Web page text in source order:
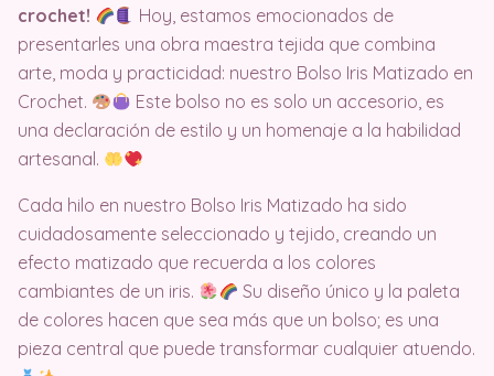
crochet!
Hoy, estamos emocionados de
presentarles una obra maestra tejida que combina
arte, moda y practicidad: nuestro Bolso Iris Matizado en
Crochet.
Este bolso no es solo un accesorio, es
una declaración de estilo y un homenaje a la habilidad
artesanal.
Cada hilo en nuestro Bolso Iris Matizado ha sido
cuidadosamente seleccionado y tejido, creando un
efecto matizado que recuerda a los colores
cambiantes de un iris.
Su diseño único y la paleta
de colores hacen que sea más que un bolso; es una
pieza central que puede transformar cualquier atuendo.